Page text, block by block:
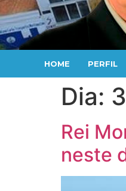
HOME PERFIL
Dia:
Rei
neste